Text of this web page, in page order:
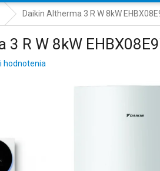
Daikin Altherma 3 R W 8kW
3 R W 8kW
hodnotenia